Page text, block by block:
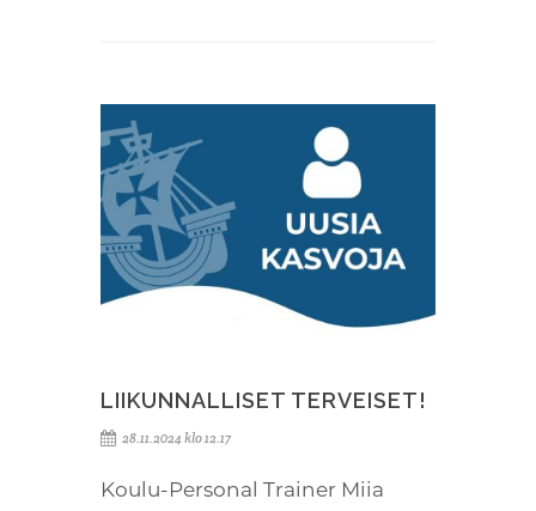
LIIKUNNALLISET TERVEISET!
28.11.2024 klo 12.17
Koulu-Personal Trainer Miia